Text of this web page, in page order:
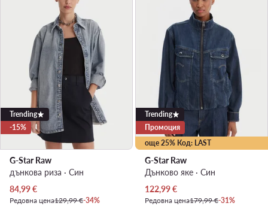
Trending
-15%
G-Star Raw
дънкова риза · Син
Актуална цена
84,99€
Редовна цена129,99 €-34%
още 25% Код: LAST
Trending
Промоция
G-Star Raw
Дънково яке · Син
Актуална цена
122,99€
Редовна цена179,99 €-31%